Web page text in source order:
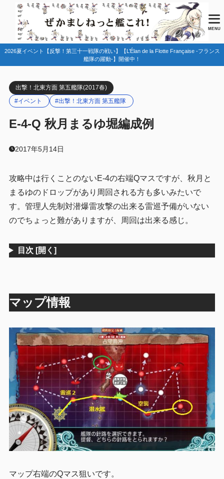
MENU
2026夏イベント【反撃！第三十一戦隊の戦い】【L’Élan de la Flotte Française -フランス
艦隊の躍動-】開催中！
出撃！北東方面 第五艦隊(2017春)
#イベント
#出撃！北東方面 第五艦隊
E-4-Q 秋月まるゆ堀編成例
2017年5月14日
攻略中は行くことのないE-4の右端Qマスですが、秋月と
まるゆのドロップがあり周回される方も多いみたいで
す。管理人先制対潜爆雷攻撃の出来る雷巡予備がいない
のでちょっと難がありますが、周回は出来る感じ。
目次 [開く]
マップ情報
マップ右端のQマス狙いです。
目次
1
2.1 基地航空隊
まとめ